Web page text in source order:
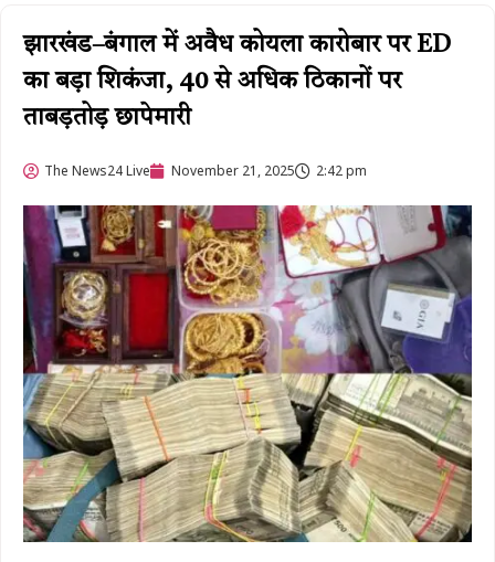
झारखंड–बंगाल में अवैध कोयला कारोबार पर ED
का बड़ा शिकंजा, 40 से अधिक ठिकानों पर
ताबड़तोड़ छापेमारी
The News24 Live November 21, 2025 2:42 pm